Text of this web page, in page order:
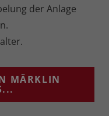
der Anlage
MÄRKLIN